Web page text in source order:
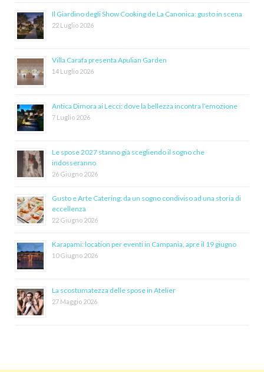
Il Giardino degli Show Cooking de La Canonica: gusto in scena
22 Luglio 2026
Villa Carafa presenta Apulian Garden
14 Luglio 2026
Antica Dimora ai Lecci: dove la bellezza incontra l’emozione
7 Luglio 2026
Le spose 2027 stanno già scegliendo il sogno che
indosseranno
26 Giugno 2026
Gusto e Arte Catering: da un sogno condiviso ad una storia di
eccellenza
22 Giugno 2026
Karapami: location per eventi in Campania, apre il 19 giugno
10 Giugno 2026
La scostumatezza delle spose in Atelier
27 Maggio 2026